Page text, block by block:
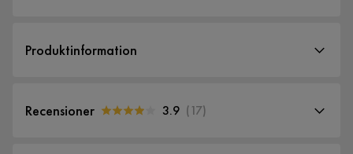
Storlek
Produktinformation
Recensioner 3.9 (17)